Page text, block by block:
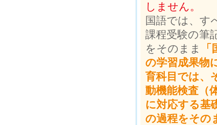
しません。
国語では、す
課程受験の筆
をそのまま
の学習成果物
育科目では、
動機能検査（
に対応する基
の過程をその